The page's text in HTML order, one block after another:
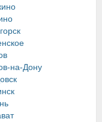
на-Дону